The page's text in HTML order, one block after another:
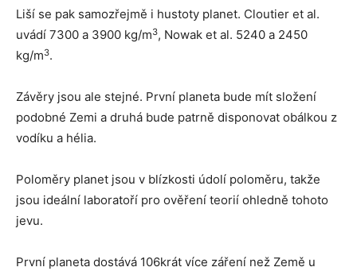
Liší se pak samozřejmě i hustoty planet. Cloutier et al.
uvádí 7300 a 3900 kg/m3, Nowak et al. 5240 a 2450
kg/m3.
Závěry jsou ale stejné. První planeta bude mít složení
podobné Zemi a druhá bude patrně disponovat obálkou z
vodíku a hélia.
Poloměry planet jsou v blízkosti údolí poloměru, takže
jsou ideální laboratoří pro ověření teorií ohledně tohoto
jevu.
První planeta dostává 106krát více záření než Země u